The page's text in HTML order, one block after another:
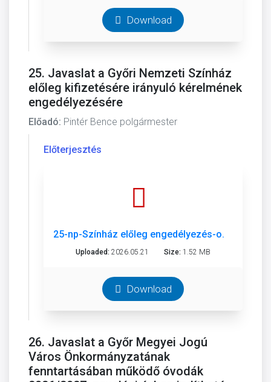
Download
25. Javaslat a Győri Nemzeti Színház
előleg kifizetésére irányuló kérelmének
engedélyezésére
Előadó: Pintér Bence polgármester
Előterjesztés
25-np-Színház előleg engedélyezés-o.pdf
Uploaded: 2026.05.21 Size: 1.52 MB
Download
26. Javaslat a Győr Megyei Jogú
Város Önkormányzatának
fenntartásában működő óvodák